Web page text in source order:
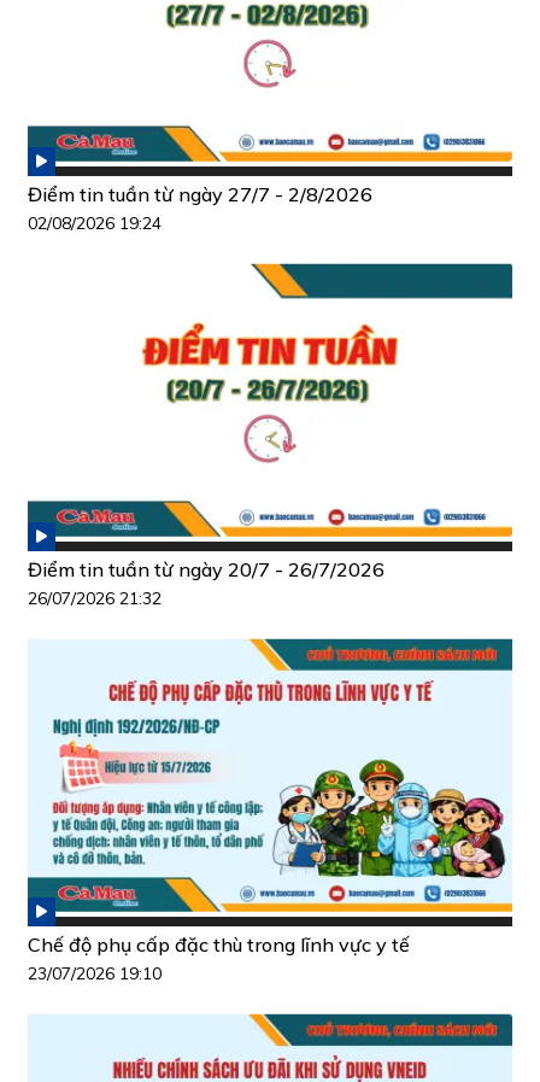
Điểm tin tuần từ ngày 27/7 - 2/8/2026
02/08/2026 19:24
Điểm tin tuần từ ngày 20/7 - 26/7/2026
26/07/2026 21:32
Chế độ phụ cấp đặc thù trong lĩnh vực y tế
23/07/2026 19:10